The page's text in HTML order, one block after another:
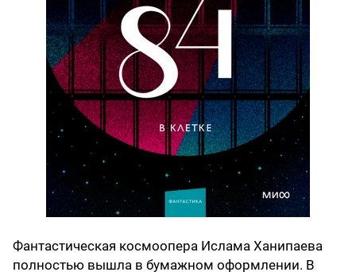
Фантастическая космоопера Ислама Ханипаева
полностью вышла в бумажном оформлении. В